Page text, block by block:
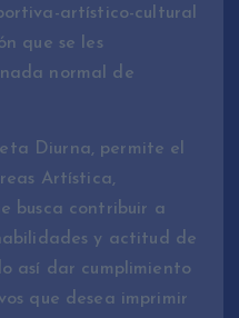
artístico-cultural
que se les
normal de
Diurna, permite el
Artística,
busca contribuir a
y actitud de
así dar cumplimiento
que desea imprimir